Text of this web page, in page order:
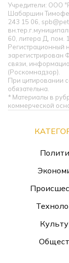
Учредители: ООО
Шабаршин
243 15 06,
60, литера Д, пом.
зарегистрирован
связи,
(Роскомнадзор).
При цитировании
обязательна.
* Материалы в
коммерческой